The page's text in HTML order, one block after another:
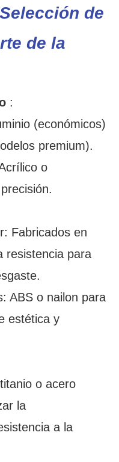
de
de la
:
(económicos)
premium).
o
Fabricados en
resistencia para
ABS o nailon para
estética y
o acero
la
a la